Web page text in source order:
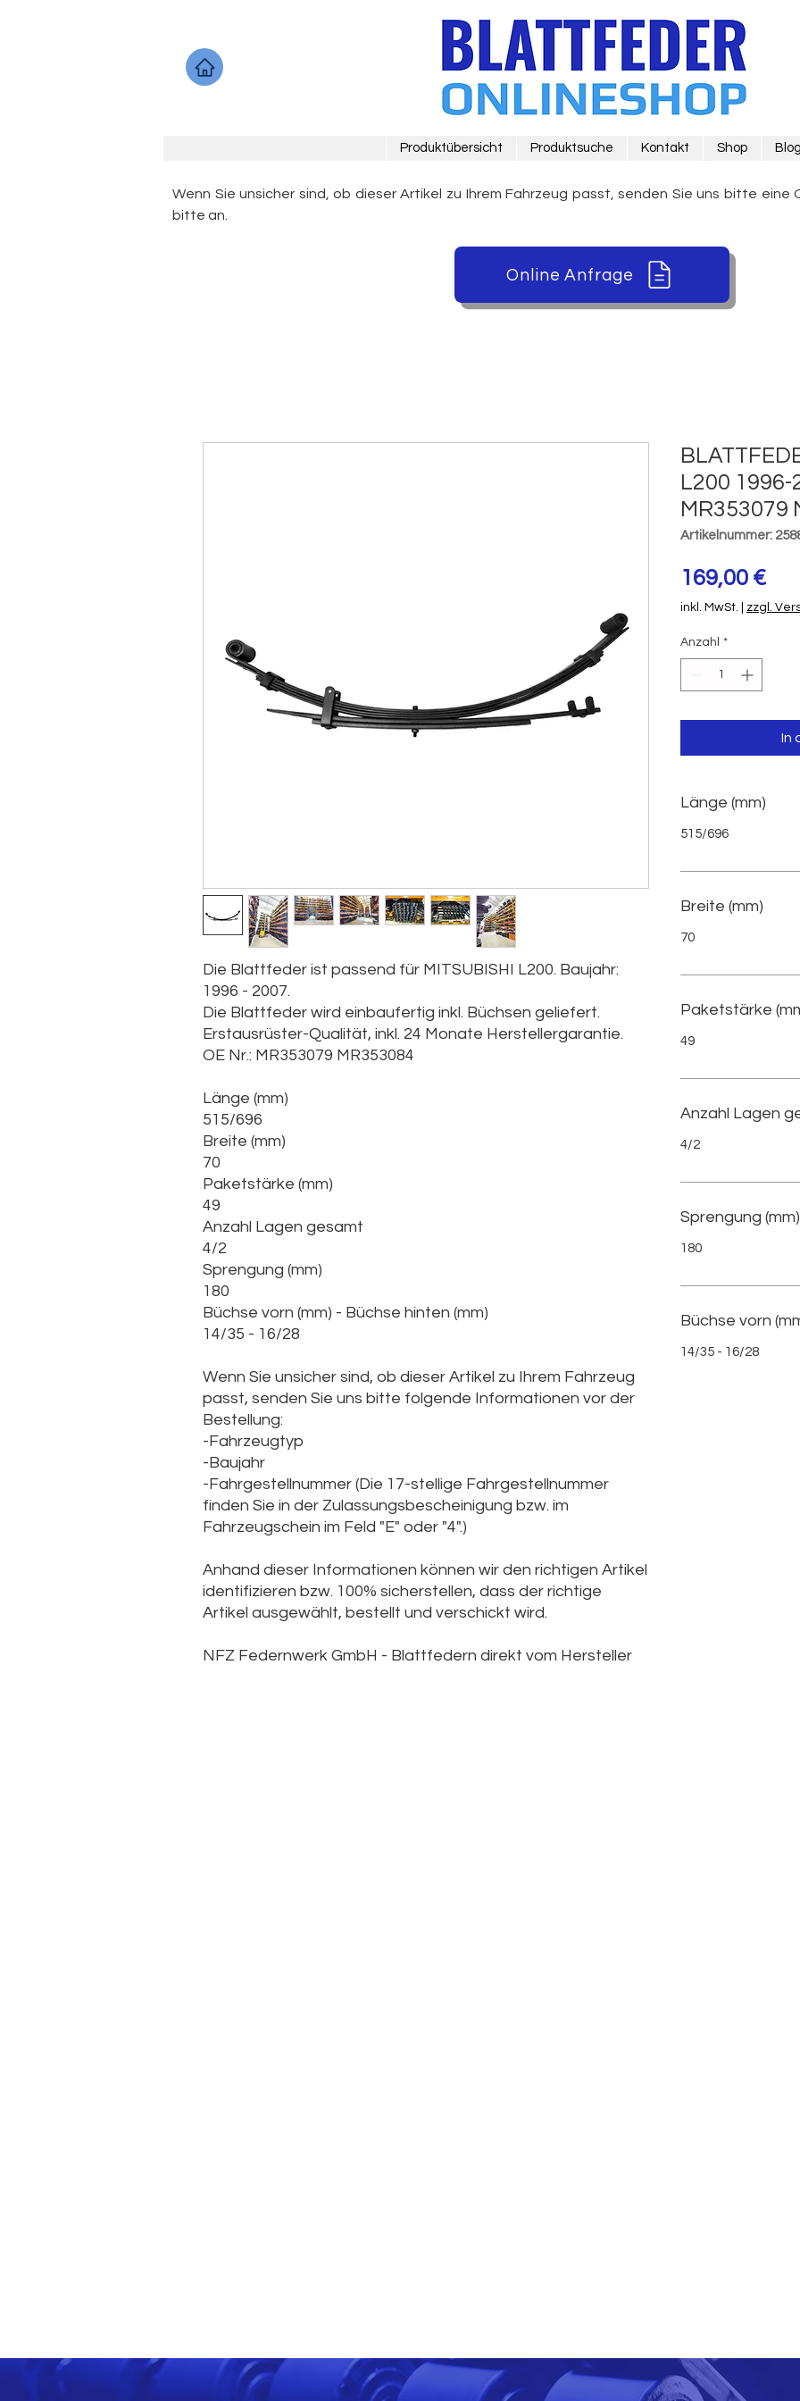
Produktübersicht Produktsuche Kontakt Shop Blog
Wenn Sie unsicher sind, ob dieser Artikel zu Ihrem Fahrzeug passt, senden Sie uns bitte eine
bitte an.
Online Anfrage
Die Blattfeder ist passend für MITSUBISHI L200. Baujahr:
1996 - 2007.
Die Blattfeder wird einbaufertig inkl. Büchsen geliefert.
Erstausrüster-Qualität, inkl. 24 Monate Herstellergarantie.
OE Nr.: MR353079 MR353084
Länge (mm)
515/696
Breite (mm)
70
Paketstärke (mm)
49
Anzahl Lagen gesamt
4/2
Sprengung (mm)
180
Büchse vorn (mm) - Büchse hinten (mm)
14/35 - 16/28
Wenn Sie unsicher sind, ob dieser Artikel zu Ihrem Fahrzeug
passt, senden Sie uns bitte folgende Informationen vor der
Bestellung:
-Fahrzeugtyp
-Baujahr
-Fahrgestellnummer (Die 17-stellige Fahrgestellnummer
finden Sie in der Zulassungsbescheinigung bzw. im
Fahrzeugschein im Feld "E" oder "4".)
Anhand dieser Informationen können wir den richtigen Artikel
identifizieren bzw. 100% sicherstellen, dass der richtige
Artikel ausgewählt, bestellt und verschickt wird.
NFZ Federnwerk GmbH - Blattfedern direkt vom Hersteller
L200
MR353079
Artikelnummer:
169,00 €
inkl. MwSt. zzgl.
Anzahl *
In
Länge (mm)
515/696
Breite (mm)
70
Paketstärke
49
Anzahl Lagen
4/2
Sprengung (mm)
180
Büchse vorn
14/35 - 16/28